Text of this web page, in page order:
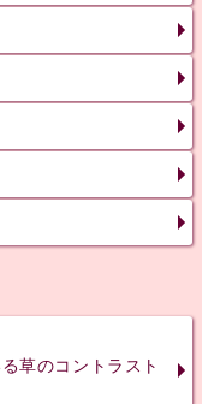
草のコントラスト